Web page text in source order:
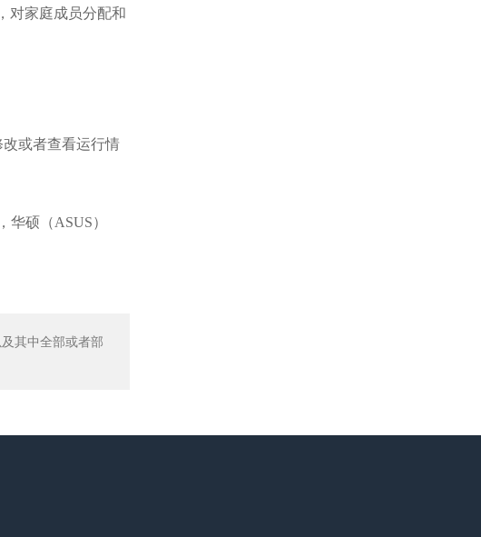
对家庭成员分配和
或者查看运行情
硕（ASUS）
其中全部或者部